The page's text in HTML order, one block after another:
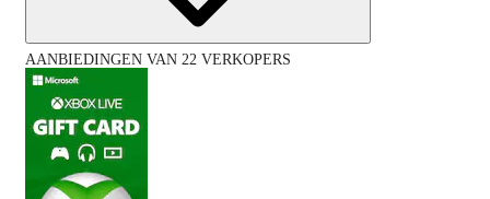
AANBIEDINGEN VAN 22 VERKOPERS